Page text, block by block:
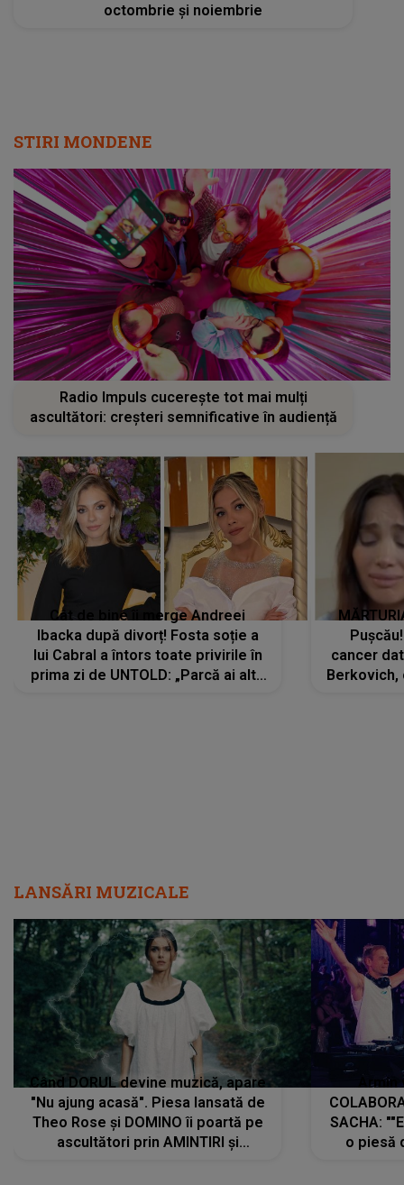
octombrie și noiembrie
STIRI MONDENE
Radio Impuls cucerește tot mai mulți
ascultători: creșteri semnificative în audiență
Cât de bine îi merge Andreei
Ibacka după divorț! Fosta soție a
lui Cabral a întors toate privirile în
prima zi de UNTOLD: „Parcă ai altă
cancer
Berkovich,
LANSĂRI MUZICALE
Când DORUL devine muzică, apare
"Nu ajung acasă". Piesa lansată de
Theo Rose și DOMINO îi poartă pe
ascultători prin AMINTIRI și
SACHA:
o piesă